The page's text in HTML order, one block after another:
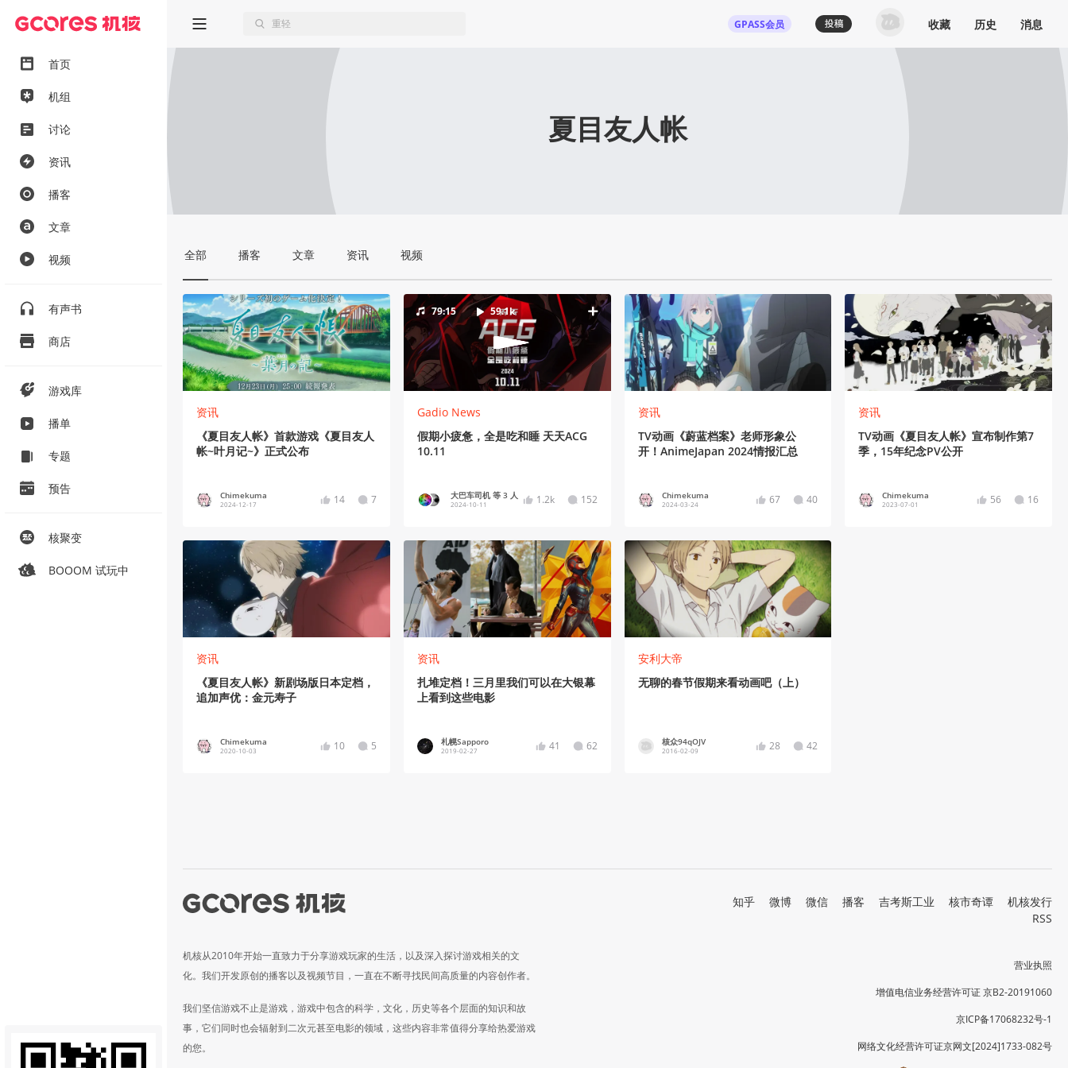
首页
机组
讨论
资讯
播客
文章
视频
有声书
商店
游戏库
播单
专题
预告
核聚变
BOOOM 试玩中
GPASS会员 收藏 历史 消息
夏目友人帐
全部 播客 文章 资讯 视频
资讯
《夏目友人帐》首款游戏《夏目友人
帐~叶月记~》正式公布
Chimekuma
2024-12-17 14 7
79:15 59.1k
Gadio News
假期小疲惫，全是吃和睡 天天ACG
10.11
大巴车司机 等 3 人
2024-10-11 1.2k 152
资讯
TV动画《蔚蓝档案》老师形象公
开！AnimeJapan 2024情报汇总
Chimekuma
2024-03-24 67 40
资讯
TV动画《夏目友人帐》宣布制作第7
季，15年纪念PV公开
Chimekuma
2023-07-01 56 16
资讯
《夏目友人帐》新剧场版日本定档，
追加声优：金元寿子
Chimekuma
2020-10-03 10 5
资讯
扎堆定档！三月里我们可以在大银幕
上看到这些电影
札幌Sapporo
2019-02-27 41 62
安利大帝
无聊的春节假期来看动画吧（上）
核众94qOJV
2016-02-09 28 42
机核从2010年开始一直致力于分享游戏玩家的生活，以及深入探讨游戏相关的文
化。我们开发原创的播客以及视频节目，一直在不断寻找民间高质量的内容创作者。
我们坚信游戏不止是游戏，游戏中包含的科学，文化，历史等各个层面的知识和故
事，它们同时也会辐射到二次元甚至电影的领域，这些内容非常值得分享给热爱游戏
的您。
知乎 微博 微信 播客 吉考斯工业 核市奇谭
机核发行
RSS
营业执照
增值电信业务经营许可证 京B2-20191060
京ICP备17068232号-1
网络文化经营许可证京网文[2024]1733-082号